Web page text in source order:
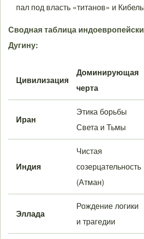
пал под власть «титанов» и
Сводная таблица
Дугину:
Цивилизация
Доминирующая
черта
Иран
Этика борьбы
Света и Тьмы
Индия
Чистая
созерцательность
(Атман)
Эллада
Рождение логики
и трагедии